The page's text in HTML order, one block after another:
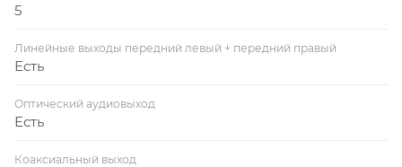
5
Линейные выходы передний левый + передний правый
Есть
Оптический аудиовыход
Есть
Коаксиальный выход